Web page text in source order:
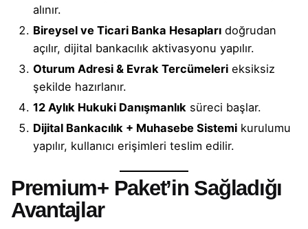
alınır.
Bireysel ve Ticari Banka Hesapları doğrudan
açılır, dijital bankacılık aktivasyonu yapılır.
Oturum Adresi & Evrak Tercümeleri eksiksiz
şekilde hazırlanır.
12 Aylık Hukuki Danışmanlık süreci başlar.
Dijital Bankacılık + Muhasebe Sistemi kurulumu
yapılır, kullanıcı erişimleri teslim edilir.
Premium+ Paket’in Sağladığı
Avantajlar